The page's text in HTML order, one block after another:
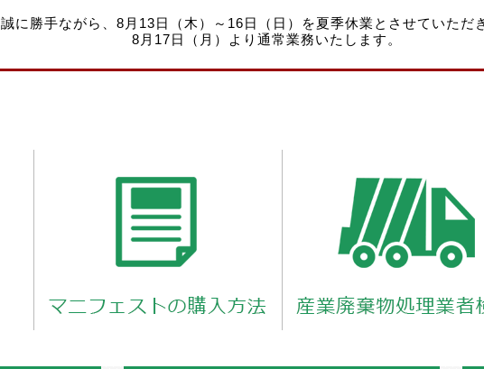
誠に勝手ながら、8月13日（木）～16日（日）を夏季休業とさせていただ
8月17日（月）より通常業務いたします。